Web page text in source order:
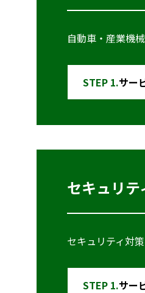
自動車・産業機
STEP 1.サー
セキュリ
セキュリティ対
STEP 1.サー